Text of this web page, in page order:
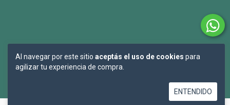
Al navegar por este sitio aceptás el uso de cookies para
agilizar tu experiencia de compra.
ENTENDIDO